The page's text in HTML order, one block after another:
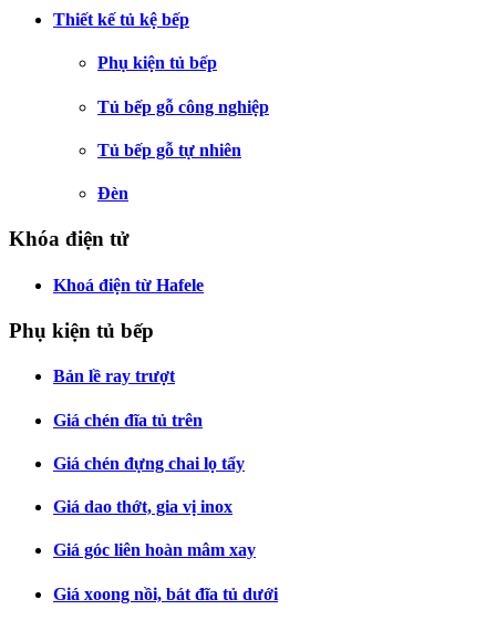
Thiết kế tủ kệ bếp
Phụ kiện tủ bếp
Tủ bếp gỗ công nghiệp
Tủ bếp gỗ tự nhiên
Đèn
Khóa điện tử
Khoá điện từ Hafele
Phụ kiện tủ bếp
Bản lề ray trượt
Giá chén đĩa tủ trên
Giá chén đựng chai lọ tẩy
Giá dao thớt, gia vị inox
Giá góc liên hoàn mâm xay
Giá xoong nồi, bát đĩa tủ dưới